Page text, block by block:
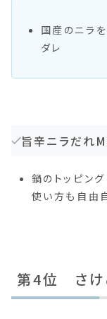
国産のニラ
ダレ
旨辛ニラだれ
鍋のトッピン
使い方も自由
第4位 さけ